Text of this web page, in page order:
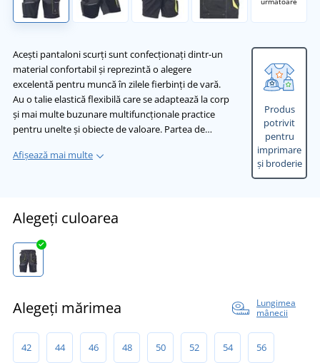
Acești pantaloni scurți sunt confecționați dintr-un
material confortabil și reprezintă o alegere
excelentă pentru muncă în zilele fierbinți de vară.
Au o talie elastică flexibilă care se adaptează la corp
și mai multe buzunare multifuncționale practice
pentru unelte și obiecte de valoare. Partea de…
Afișează mai multe
Produs
potrivit
pentru
imprimare
și broderie
Alegeți culoarea
Alegeți mărimea
Lungimea
mânecii
42 44 46 48 50 52 54 56